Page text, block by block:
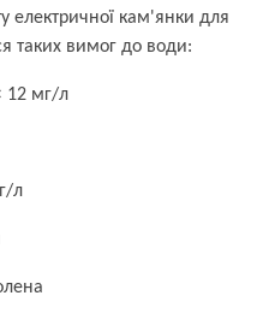
електричної кам'янки для
таких вимог до води:
12 мг/л
л